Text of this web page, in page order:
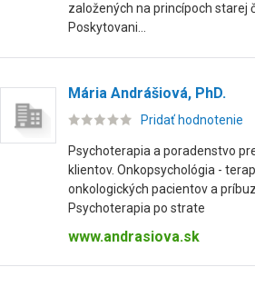
založených na princípoch starej
Poskytovani...
Mária Andrášiová, PhD.
Pridať hodnotenie
Psychoterapia a poradenstvo
klientov. Onkopsychológia -
onkologických pacientov a
Psychoterapia po strate
www.andrasiova.sk